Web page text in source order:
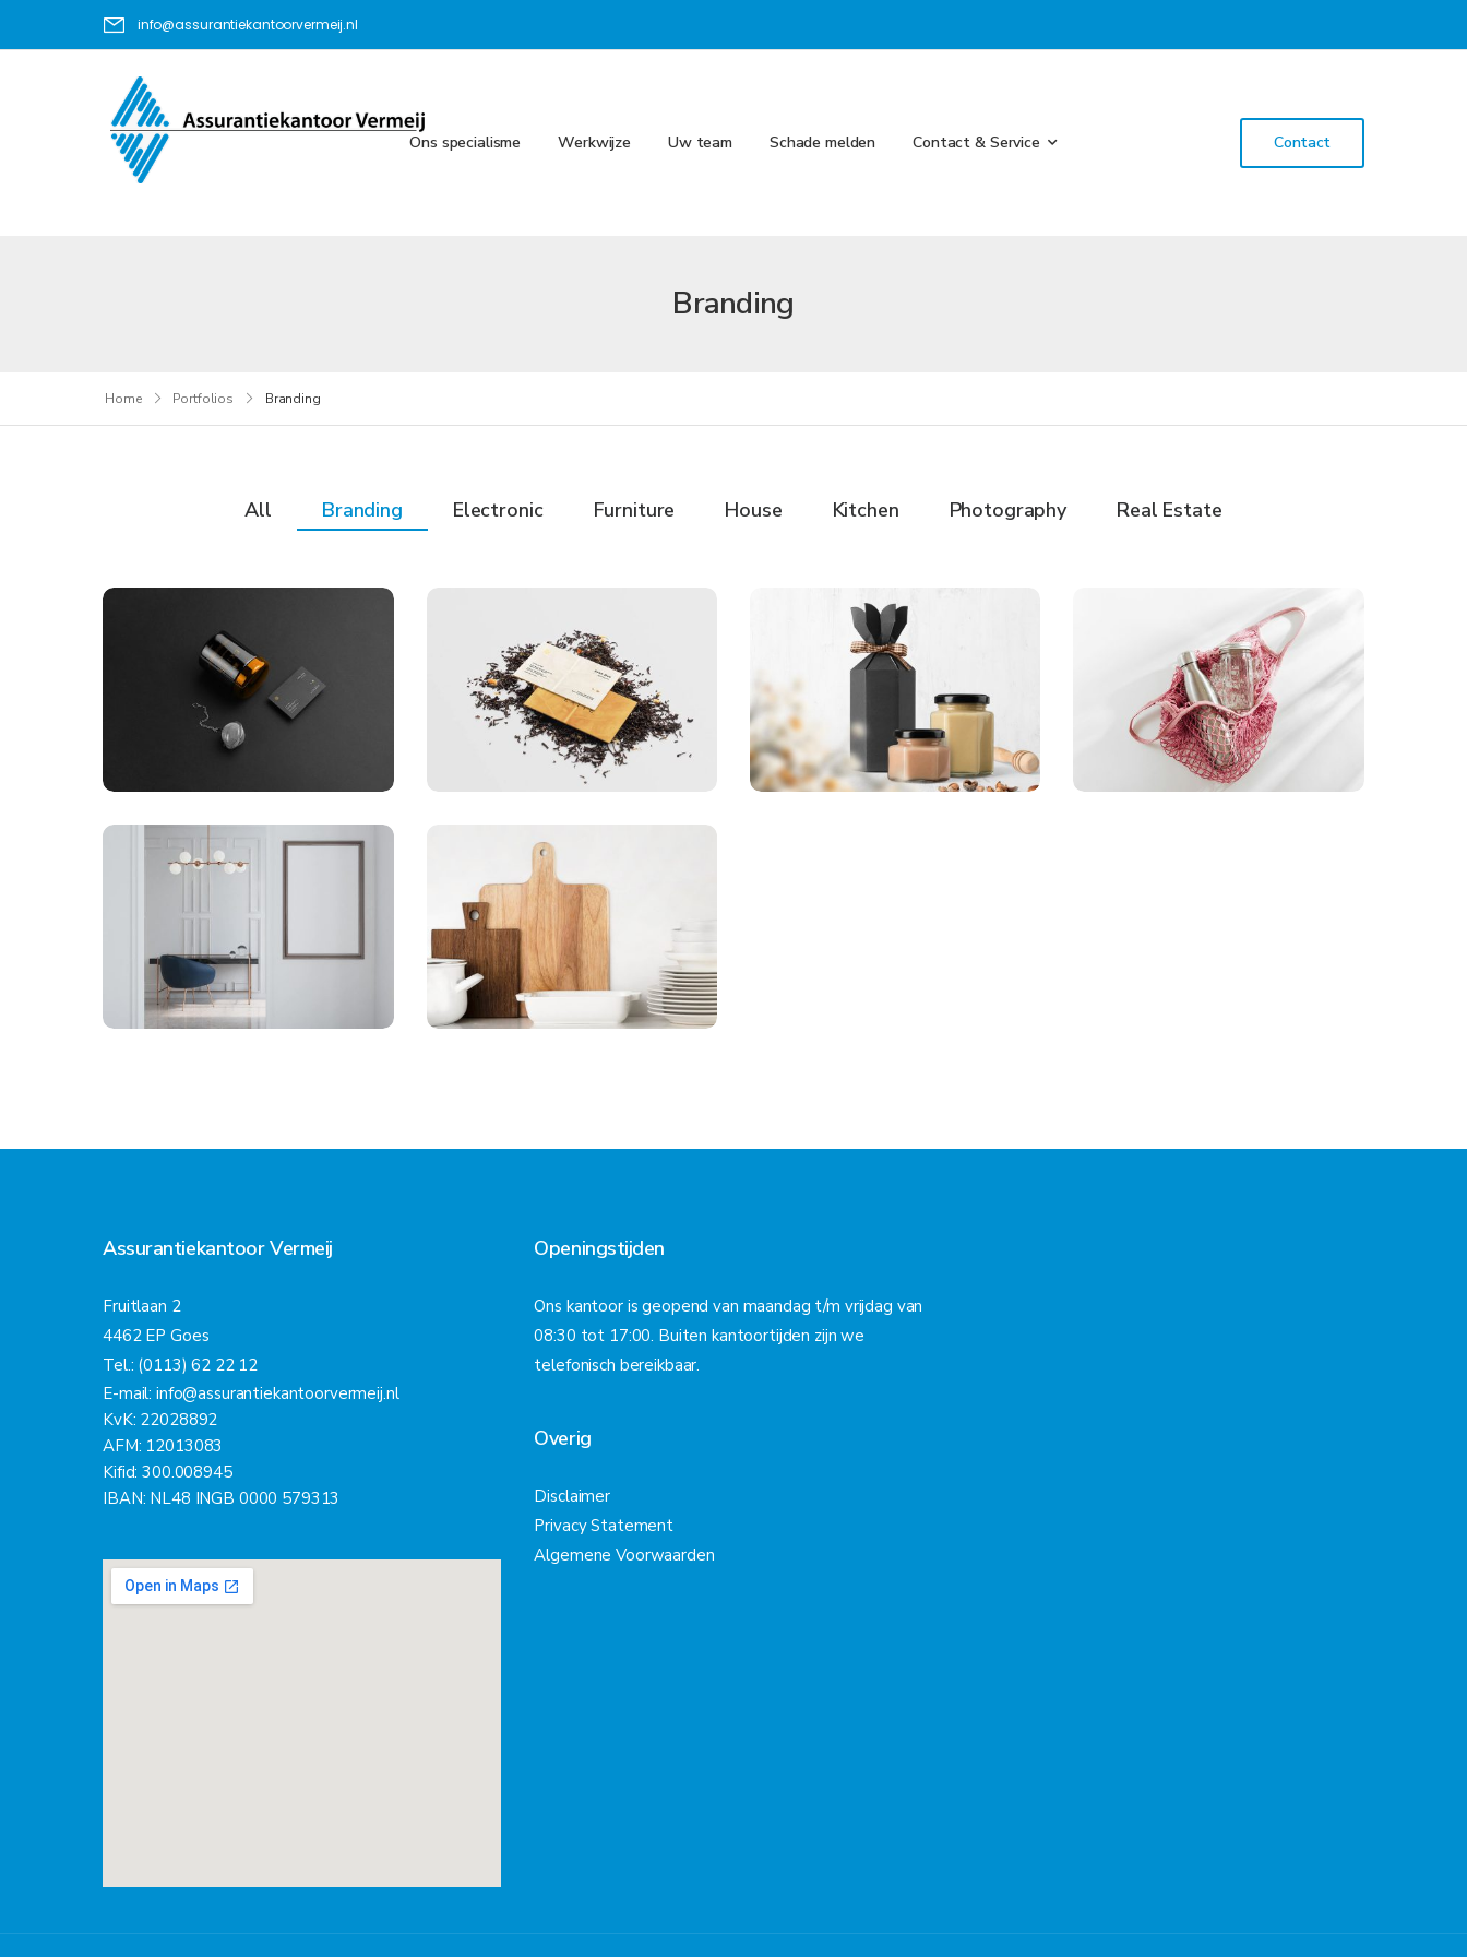
info@assurantiekantoorvermeij.nl
Ons specialisme Werkwijze Uw team Schade melden Contact & Service Contact
Branding
Home Portfolios Branding
All Branding Electronic Furniture House Kitchen Photography Real Estate
Assurantiekantoor Vermeij
Fruitlaan 2
4462 EP Goes
Tel.: (0113) 62 22 12
E-mail: info@assurantiekantoorvermeij.nl
KvK: 22028892
AFM: 12013083
Kifid: 300.008945
IBAN: NL48 INGB 0000 579313
Openingstijden
Ons kantoor is geopend van maandag t/m vrijdag van
08:30 tot 17:00. Buiten kantoortijden zijn we
telefonisch bereikbaar.
Overig
Disclaimer
Privacy Statement
Algemene Voorwaarden